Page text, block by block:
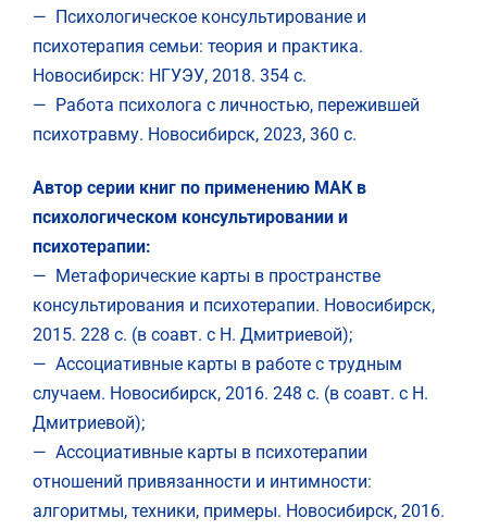
— Психологическое консультирование и
психотерапия семьи: теория и практика.
Новосибирск: НГУЭУ, 2018. 354 с.
— Работа психолога с личностью, пережившей
психотравму. Новосибирск, 2023, 360 с.
Автор серии книг по применению МАК в
психологическом консультировании и
психотерапии:
— Метафорические карты в пространстве
консультирования и психотерапии. Новосибирск,
2015. 228 с. (в соавт. с Н. Дмитриевой);
— Ассоциативные карты в работе с трудным
случаем. Новосибирск, 2016. 248 с. (в соавт. с Н.
Дмитриевой);
— Ассоциативные карты в психотерапии
отношений привязанности и интимности:
алгоритмы, техники, примеры. Новосибирск, 2016.